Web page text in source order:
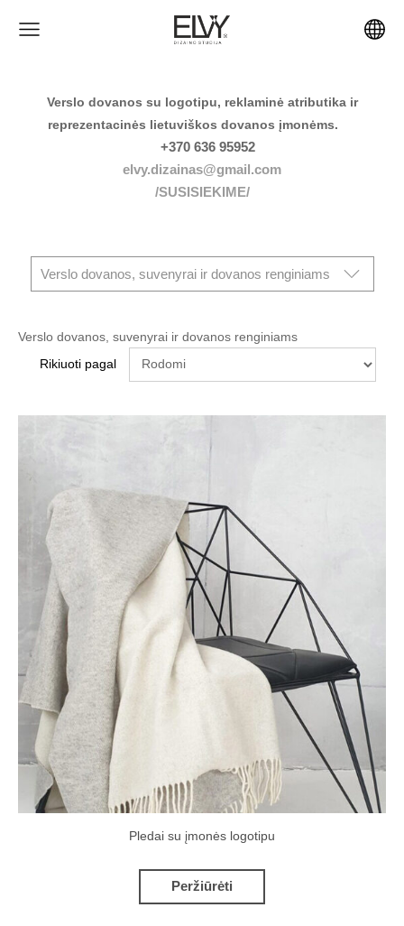
Verslo dovanos su logotipu, reklaminė atributika ir
reprezentacinės lietuviškos dovanos įmonėms.
+370 636 95952
elvy.dizainas@gmail.com
/SUSISIEKIME/
Verslo dovanos, suvenyrai ir dovanos renginiams
Verslo dovanos, suvenyrai ir dovanos renginiams
Rikiuoti pagal
Pledai su įmonės logotipu
Peržiūrėti